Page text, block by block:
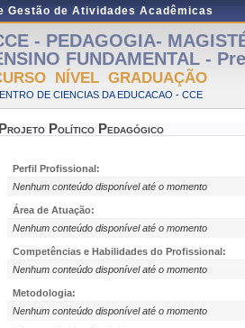
Gestão de Atividades Acadêmicas
- PEDAGOGIA-
FUNDAMENTAL -
NÍVEL GRADUAÇÃO
DE CIENCIAS DA EDUCACAO - CCE
Projeto Político Pedagógico
Perfil Profissional:
Nenhum conteúdo disponível até o momento
Área de Atuação:
Nenhum conteúdo disponível até o momento
Competências e Habilidades do Profissional:
Nenhum conteúdo disponível até o momento
Metodologia:
Nenhum conteúdo disponível até o momento